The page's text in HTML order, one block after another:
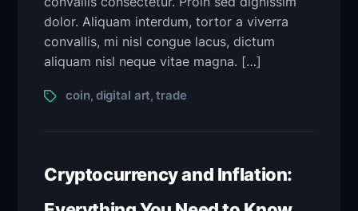
dolor. Aliquam interdum, tortor a viverra
convallis, mi nisl congue lacus, dictum
aliquam nisl neque vitae magna. […]
coin, digital art,trade
Cryptocurrency and Inflation: